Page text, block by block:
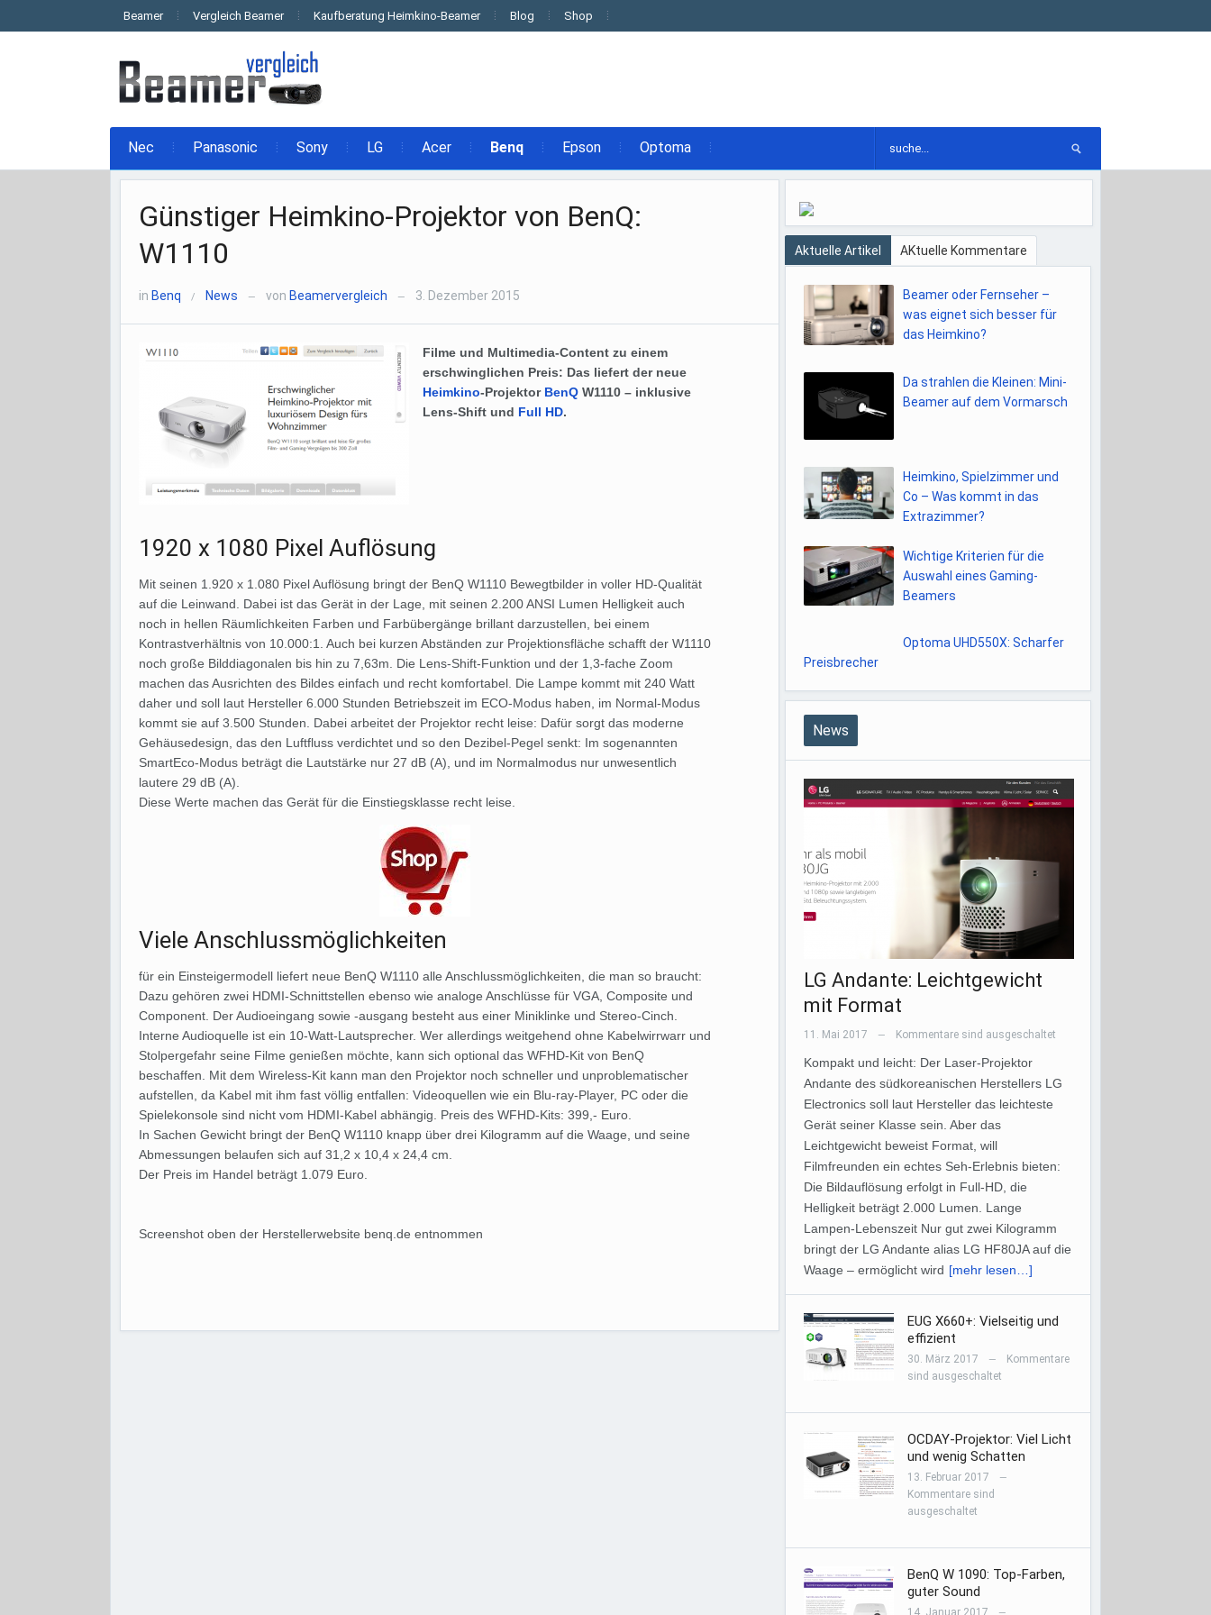
Beamer Vergleich Beamer Kaufberatung Heimkino-Beamer Blog Shop
Nec Panasonic Sony LG Acer Benq Epson Optoma
Günstiger Heimkino-Projektor von BenQ:
W1110
in Benq / News — von Beamervergleich — 3. Dezember 2015
Filme und Multimedia-Content zu einem
erschwinglichen Preis: Das liefert der neue
Heimkino-Projektor BenQ W1110 – inklusive
Lens-Shift und Full HD.
1920 x 1080 Pixel Auflösung
Mit seinen 1.920 x 1.080 Pixel Auflösung bringt der BenQ W1110 Bewegtbilder in voller HD-Qualität
auf die Leinwand. Dabei ist das Gerät in der Lage, mit seinen 2.200 ANSI Lumen Helligkeit auch
noch in hellen Räumlichkeiten Farben und Farbübergänge brillant darzustellen, bei einem
Kontrastverhältnis von 10.000:1. Auch bei kurzen Abständen zur Projektionsfläche schafft der W1110
noch große Bilddiagonalen bis hin zu 7,63m. Die Lens-Shift-Funktion und der 1,3-fache Zoom
machen das Ausrichten des Bildes einfach und recht komfortabel. Die Lampe kommt mit 240 Watt
daher und soll laut Hersteller 6.000 Stunden Betriebszeit im ECO-Modus haben, im Normal-Modus
kommt sie auf 3.500 Stunden. Dabei arbeitet der Projektor recht leise: Dafür sorgt das moderne
Gehäusedesign, das den Luftfluss verdichtet und so den Dezibel-Pegel senkt: Im sogenannten
SmartEco-Modus beträgt die Lautstärke nur 27 dB (A), und im Normalmodus nur unwesentlich
lautere 29 dB (A).
Diese Werte machen das Gerät für die Einstiegsklasse recht leise.
Viele Anschlussmöglichkeiten
für ein Einsteigermodell liefert neue BenQ W1110 alle Anschlussmöglichkeiten, die man so braucht:
Dazu gehören zwei HDMI-Schnittstellen ebenso wie analoge Anschlüsse für VGA, Composite und
Component. Der Audioeingang sowie -ausgang besteht aus einer Miniklinke und Stereo-Cinch.
Interne Audioquelle ist ein 10-Watt-Lautsprecher. Wer allerdings weitgehend ohne Kabelwirrwarr und
Stolpergefahr seine Filme genießen möchte, kann sich optional das WFHD-Kit von BenQ
beschaffen. Mit dem Wireless-Kit kann man den Projektor noch schneller und unproblematischer
aufstellen, da Kabel mit ihm fast völlig entfallen: Videoquellen wie ein Blu-ray-Player, PC oder die
Spielekonsole sind nicht vom HDMI-Kabel abhängig. Preis des WFHD-Kits: 399,- Euro.
In Sachen Gewicht bringt der BenQ W1110 knapp über drei Kilogramm auf die Waage, und seine
Abmessungen belaufen sich auf 31,2 x 10,4 x 24,4 cm.
Der Preis im Handel beträgt 1.079 Euro.
Screenshot oben der Herstellerwebsite benq.de entnommen
Aktuelle Artikel AKtuelle Kommentare
Beamer oder Fernseher –
was eignet sich besser für
das Heimkino?
Da strahlen die Kleinen: Mini-
Beamer auf dem Vormarsch
Heimkino, Spielzimmer und
Co – Was kommt in das
Extrazimmer?
Wichtige Kriterien für die
Auswahl eines Gaming-
Beamers
Optoma UHD550X: Scharfer
Preisbrecher
News
LG Andante: Leichtgewicht
mit Format
11. Mai 2017 — Kommentare sind ausgeschaltet
Kompakt und leicht: Der Laser-Projektor
Andante des südkoreanischen Herstellers LG
Electronics soll laut Hersteller das leichteste
Gerät seiner Klasse sein. Aber das
Leichtgewicht beweist Format, will
Filmfreunden ein echtes Seh-Erlebnis bieten:
Die Bildauflösung erfolgt in Full-HD, die
Helligkeit beträgt 2.000 Lumen. Lange
Lampen-Lebenszeit Nur gut zwei Kilogramm
bringt der LG Andante alias LG HF80JA auf die
Waage – ermöglicht wird [mehr lesen…]
EUG X660+: Vielseitig und
effizient
30. März 2017 —
Kommentare
sind ausgeschaltet
OCDAY-Projektor: Viel Licht
und wenig Schatten
13. Februar 2017 —
Kommentare sind
ausgeschaltet
BenQ W 1090: Top-Farben,
guter Sound
14. Januar 2017 —